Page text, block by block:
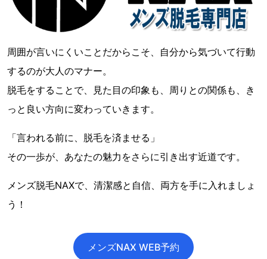
周囲が言いにくいことだからこそ、自分から気づいて行動
するのが大人のマナー。
脱毛をすることで、見た目の印象も、周りとの関係も、き
っと良い方向に変わっていきます。
「言われる前に、脱毛を済ませる」
その一歩が、あなたの魅力をさらに引き出す近道です。
メンズ脱毛NAXで、清潔感と自信、両方を手に入れましょ
う！
メンズNAX WEB予約